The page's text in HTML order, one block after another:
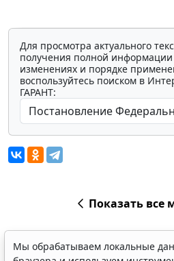
Для просмотра актуального
получения полной информации
изменениях и порядке
воспользуйтесь поиском в
ГАРАНТ:
Показать все
Мы обрабатываем локальные